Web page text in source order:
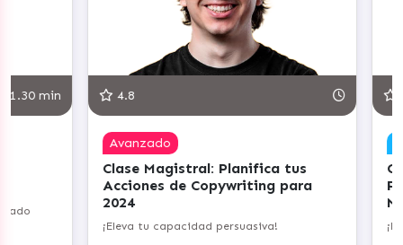
min 4.8
Avanzado
Clase Magistral: Planifica tus
Acciones de Copywriting para
2024
¡Eleva tu capacidad persuasiva!
5.0